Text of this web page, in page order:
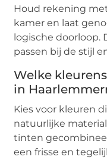
Houd rekening
kamer en laat
logische doorloop.
passen bij de stijl
Welke
in
Kies voor kleuren
natuurlijke
tinten
een frisse en